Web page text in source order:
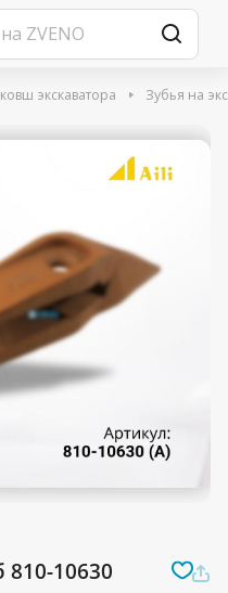
экскаватора Зубья на
810-10630